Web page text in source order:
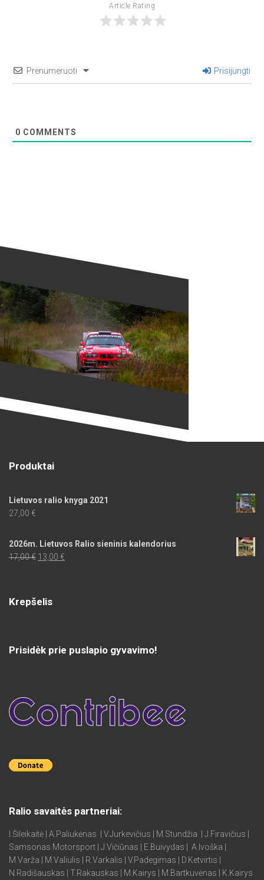
Article Rating
Prenumeruoti Prisijungti
0 COMMENTS
Produktai
Lietuvos ralio knyga 2021
27,00 €
2026m. Lietuvos Ralio sieninis kalendorius
17,00€ Original
13,00 €Current
Krepšelis
Prisidėk prie puslapio gyvavimo!
Ralio savaitės partneriai:
I.Šileikaitė | A.Paliukėnas | V.Jurkevičius | M.Stundžia | J.Firavičius |
Samsonas Motorsport | J.Vičiūnas | E.Buivydas | A.Ivoška |
M.Varža | M.Valiulis | R.Varkalis | V.Padegimas | D.Ketvirtis |
N.Radišauskas | T.Rakauskas | M.Kairys | M.Bartkuvėnas | K.Kairys